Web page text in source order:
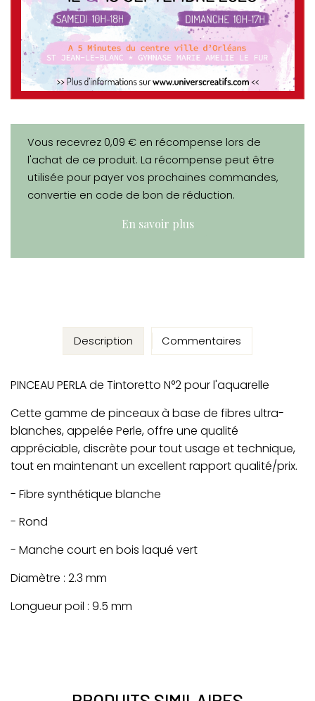
Vous recevrez 0,09 € en récompense lors de
l'achat de ce produit. La récompense peut être
utilisée pour payer vos prochaines commandes,
convertie en code de bon de réduction.
En savoir plus
Description
PINCEAU PERLA de Tintoretto N°2 pour l'aquarelle
Cette gamme de pinceaux à base de fibres ultra-
blanches, appelée Perle, offre une qualité
appréciable, discrète pour tout usage et technique,
tout en maintenant un excellent rapport qualité/prix.
- Fibre synthétique blanche
- Rond
- Manche court en bois laqué vert
Diamètre : 2.3 mm
Longueur poil : 9.5 mm
Commentaires